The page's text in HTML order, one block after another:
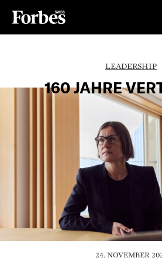
LEADERSHIP
160 JAHRE
24. NOVEMBER